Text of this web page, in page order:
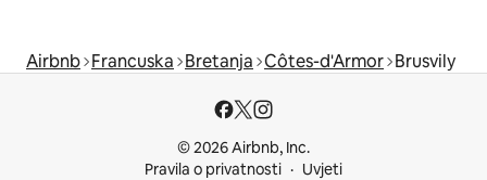
Airbnb Francuska Bretanja Côtes-d'Armor Brusvily
© 2026 Airbnb, Inc.
Pravila o privatnosti
Uvjeti